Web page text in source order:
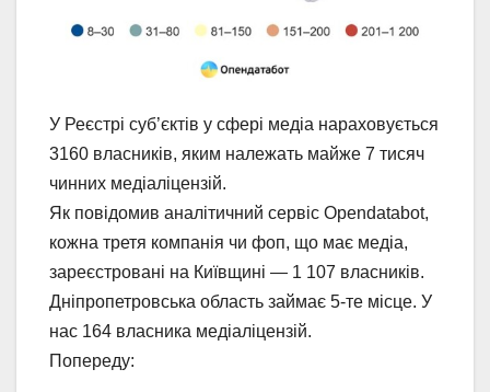
У Реєстрі суб’єктів у сфері медіа нараховується
3160 власників, яким належать майже 7 тисяч
чинних медіаліцензій.
Як повідомив аналітичний сервіс Opendatabot,
кожна третя компанія чи фоп, що має медіа,
зареєстровані на Київщині — 1 107 власників.
Дніпропетровська область займає 5-те місце. У
нас 164 власника медіаліцензій.
Попереду: